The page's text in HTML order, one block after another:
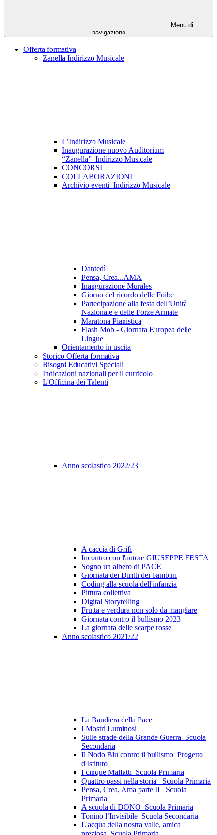
Menu di
navigazione
Offerta formativa
Zanella Indirizzo Musicale
L’Indirizzo Musicale
Inaugurazione nuovo Auditorium
“Zanella”_Indirizzo Musicale
CONCORSI
COLLABORAZIONI
Archivio eventi_Indirizzo Musicale
Dantedì
Pensa, Crea...AMA
Inaugurazione Murales
Giorno del ricordo delle Foibe
Partecipazione alla festa dell’Unità
Nazionale e delle Forze Armate
Maratona Pianistica
Flash Mob - Giornata Europea delle
Lingue
Orientamento in uscita
Storico Offerta formativa
Bisogni Educativi Speciali
Indicazioni nazionali per il curricolo
L'Officina dei Talenti
Anno scolastico 2022/23
A caccia di Grifi
Incontro con l'autore GIUSEPPE FESTA
Sogno un albero di PACE
Giornata dei Diritti dei bambini
Coding alla scuola dell'infanzia
Pittura collettiva
Digital Storytelling
Frutta e verdura non solo da mangiare
Giornata contro il bullismo 2023
La giornata delle scarpe rosse
Anno scolastico 2021/22
La Bandiera della Pace
I Mostri Luminosi
Sulle strade della Grande Guerra_Scuola
Secondaria
Il Nodo Blu contro il bullismo_Progetto
d'Istituto
I cinque Malfatti_Scuola Primaria
Quattro passi nella storia_ Scuola Primaria
Pensa, Crea, Ama parte II _Scuola
Primaria
A scuola di DONO_Scuola Primaria
Tonino l’Invisibile_Scuola Secondaria
L'acqua della nostra valle, amica